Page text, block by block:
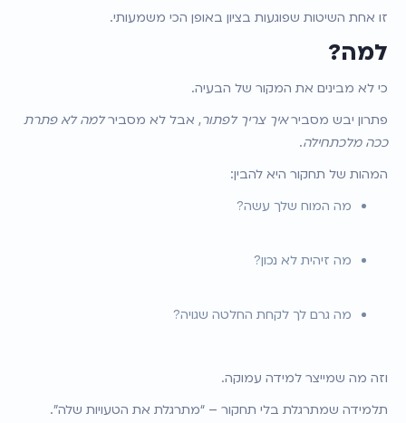
זו אחת השיטות שפוגעות בציון באופן הכי משמעותי.
למה?
כי לא מבינים את המקור של הבעיה.
פתרון יבש מסביר איך צריך לפתור, אבל לא מסביר למה לא פתרת
ככה מלכתחילה.
המהות של תחקור היא להבין:
מה המוח שלך עשה?
מה זיהית לא נכון?
מה גרם לך לקחת החלטה שגויה?
וזה מה שמייצר למידה עמוקה.
תלמידה שמתרגלת בלי תחקור – “מתרגלת את הטעויות שלה”.